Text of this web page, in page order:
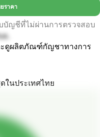
ราคา
บัญชีที่ไม่ผ่านการตรวจสอบ
ะดูผลิตภัณฑ์กัญชาทางการ
ในประเทศไทย